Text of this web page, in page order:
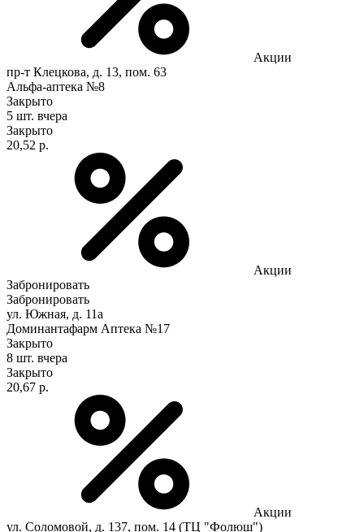
Акции
пр-т Клецкова, д. 13, пом. 63
Альфа-аптека №8
Закрыто
5 шт. вчера
Закрыто
20,52 р.
Акции
Забронировать
Забронировать
ул. Южная, д. 11а
Доминантафарм Аптека №17
Закрыто
8 шт. вчера
Закрыто
20,67 р.
Акции
ул. Соломовой, д. 137, пом. 14 (ТЦ "Фолюш")